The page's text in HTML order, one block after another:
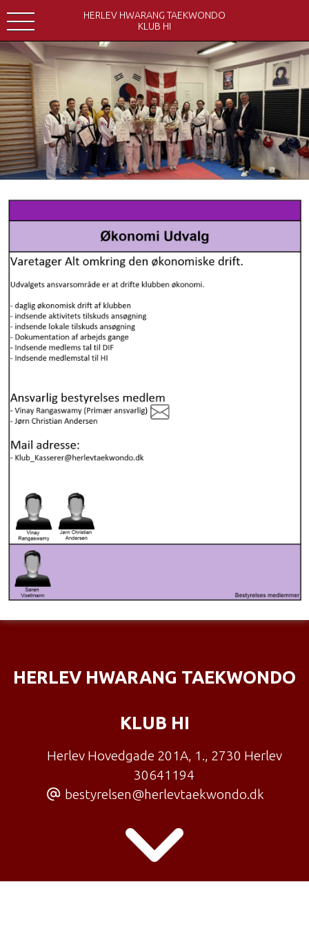
HERLEV HWARANG TAEKWONDO
KLUB HI
HERLEV HWARANG TAEKWONDO
KLUB HI
Herlev Hovedgade 201A, 1., 2730 Herlev
30641194
bestyrelsen@herlevtaekwondo.dk